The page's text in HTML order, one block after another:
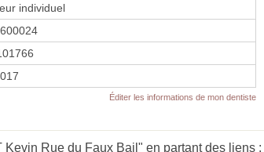
individuel
Éditer les informations de mon dentiste
Rue du Faux Bail" en partant des liens :